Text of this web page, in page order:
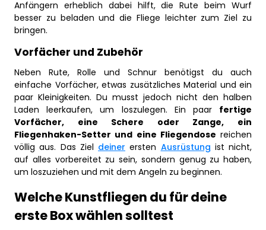
Anfängern erheblich dabei hilft, die Rute beim Wurf
besser zu beladen und die Fliege leichter zum Ziel zu
bringen.
Vorfächer und Zubehör
Neben Rute, Rolle und Schnur benötigst du auch
einfache Vorfächer, etwas zusätzliches Material und ein
paar Kleinigkeiten. Du musst jedoch nicht den halben
Laden leerkaufen, um loszulegen. Ein paar fertige
Vorfächer, eine Schere oder Zange, ein
Fliegenhaken-Setter und eine Fliegendose reichen
völlig aus. Das Ziel deiner ersten Ausrüstung ist nicht,
auf alles vorbereitet zu sein, sondern genug zu haben,
um loszuziehen und mit dem Angeln zu beginnen.
Welche Kunstfliegen du für deine
erste Box wählen solltest